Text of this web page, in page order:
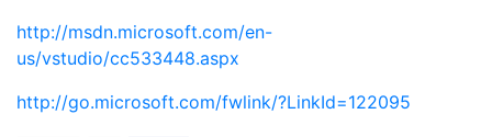
http://msdn.microsoft.com/en-
us/vstudio/cc533448.aspx
http://go.microsoft.com/fwlink/?LinkId=122095